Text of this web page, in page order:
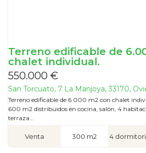
Terreno edificable de
chalet individual.
550.000 €
San Torcuato, 7 La Manjoya, 33170,
Terreno edificable de 6.000 m2 con chalet
600 m2 distribuidos en cocina, salón, 4
terraza...
Venta 300 m2 4